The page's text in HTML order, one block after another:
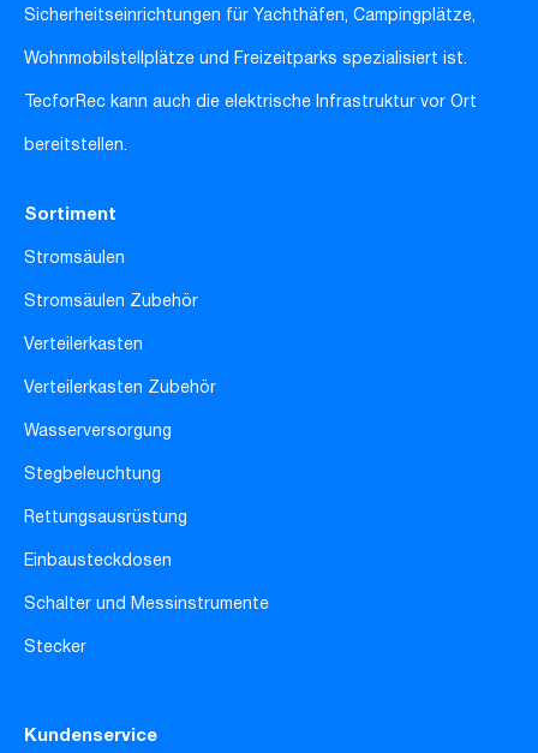
Sicherheitseinrichtungen für Yachthäfen, Campingplätze,
Wohnmobilstellplätze und Freizeitparks spezialisiert ist.
TecforRec kann auch die elektrische Infrastruktur vor Ort
bereitstellen.
Sortiment
Stromsäulen
Stromsäulen Zubehör
Verteilerkasten
Verteilerkasten Zubehör
Wasserversorgung
Stegbeleuchtung
Rettungsausrüstung
Einbausteckdosen
Schalter und Messinstrumente
Stecker
Kundenservice